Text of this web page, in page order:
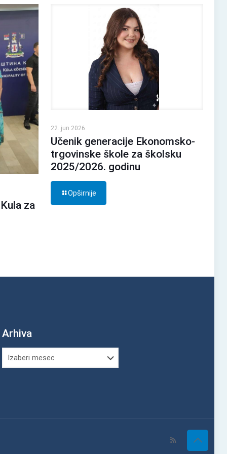
za
22. jun 2026.
Učenik generacije Ekonomsko-
trgovinske škole za školsku
2025/2026. godinu
Opširnije
Arhiva
Arhiva